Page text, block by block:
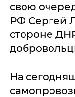
свою
РФ Сергей
стороне
На